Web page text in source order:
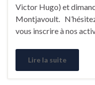
Victor Hugo) et
Montjavoult.
vous inscrire à nos
Lire la suite